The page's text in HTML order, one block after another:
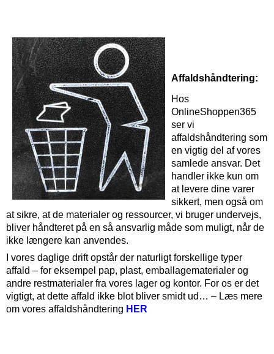
Affaldshåndtering:
Hos
OnlineShoppen365
ser vi
affaldshåndtering som
en vigtig del af vores
samlede ansvar. Det
handler ikke kun om
at levere dine varer
sikkert, men også om
at sikre, at de materialer og ressourcer, vi bruger undervejs,
bliver håndteret på en så ansvarlig måde som muligt, når de
ikke længere kan anvendes.
I vores daglige drift opstår der naturligt forskellige typer
affald – for eksempel pap, plast, emballagematerialer og
andre restmaterialer fra vores lager og kontor. For os er det
vigtigt, at dette affald ikke blot bliver smidt ud… – Læs mere
om vores affaldshåndtering HER